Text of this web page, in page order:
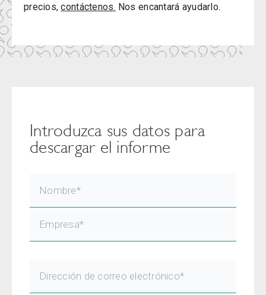
precios,contáctenos. Nos encantará ayudarlo.
Introduzca sus datos para
descargar el informe